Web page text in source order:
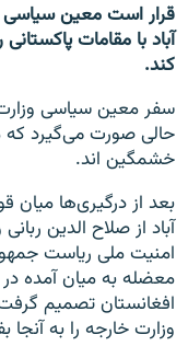
به ما بپیوندید
همۀ سایت‌های رادیو
قرار است معین سیاسی
آباد با مقامات
کند.
سفر معین سیاسی وزارت
حالی صورت می‌گیرد
خشمگین اند.
بعد از درگیری‌ها میان
آباد از صلاح الدین
امنیت ملی ریاست
معضله به میان آمده در
افغانستان تصمیم
وزارت خارجه را به آنجا